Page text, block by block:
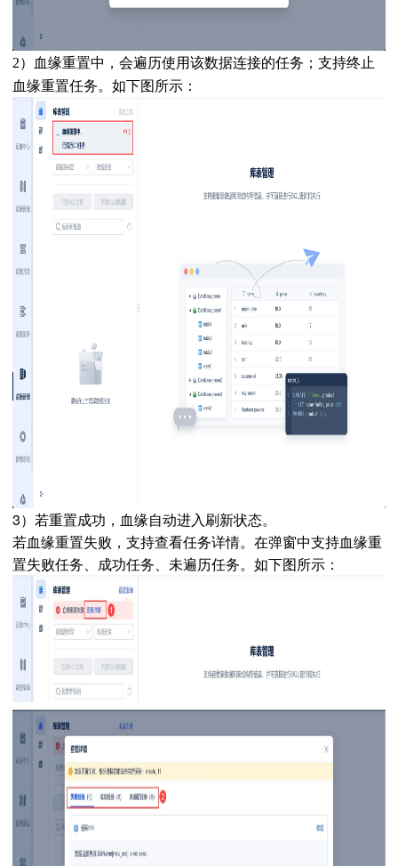
2）血缘重置中，会遍历使用该数据连接的任务；支持终止
血缘重置任务。如下图所示：
3）若重置成功，血缘自动进入刷新状态。
若血缘重置失败，支持查看任务详情。在弹窗中支持血缘重
置失败任务、成功任务、未遍历任务。如下图所示：